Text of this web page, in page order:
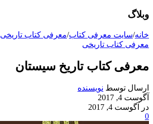
وبلاگ
خانه/سایت معرفی کتاب/معرفی کتاب تاریخی
معرفی کتاب تاریخی
معرفی کتاب تاریخ سیستان
ارسال توسط نویسنده
آگوست 4, 2017
در آگوست 4, 2017
0